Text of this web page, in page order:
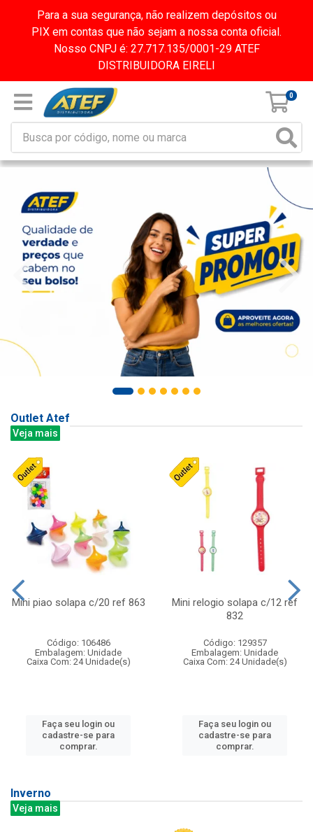
Para a sua segurança, não realizem depósitos ou
PIX em contas que não sejam a nossa conta oficial.
Nosso CNPJ é: 27.717.135/0001-29 ATEF
DISTRIBUIDORA EIRELI
0
Outlet Atef
Veja mais
Mini piao solapa c/20 ref 863
Código: 106486
Embalagem: Unidade
Caixa Com: 24 Unidade(s)
Faça seu login ou
cadastre-se para
comprar.
Mini relogio solapa c/12 ref
832
Código: 129357
Embalagem: Unidade
Caixa Com: 24 Unidade(s)
Faça seu login ou
cadastre-se para
comprar.
Inverno
Veja mais